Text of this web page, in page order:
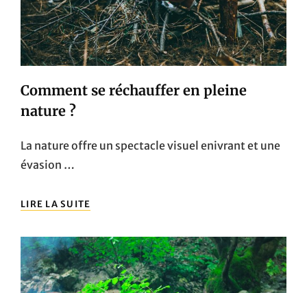
?
Comment se réchauffer en pleine
nature ?
La nature offre un spectacle visuel enivrant et une
évasion …
LIRE LA SUITE
SE
EN
PLEINE
NATURE
?